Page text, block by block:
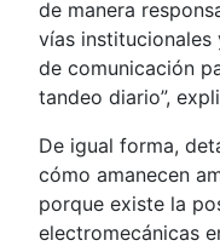
de manera
vías
de comunicación
tandeo diario”,
De igual forma,
cómo amanecen
porque existe la
electromecánicas